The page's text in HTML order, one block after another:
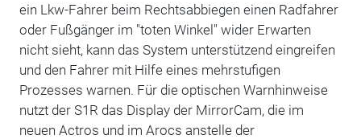
ein Lkw-Fahrer beim Rechtsabbiegen einen Radfahrer
oder Fußgänger im "toten Winkel" wider Erwarten
nicht sieht, kann das System unterstützend eingreifen
und den Fahrer mit Hilfe eines mehrstufigen
Prozesses warnen. Für die optischen Warnhinweise
nutzt der S1R das Display der MirrorCam, die im
neuen Actros und im Arocs anstelle der